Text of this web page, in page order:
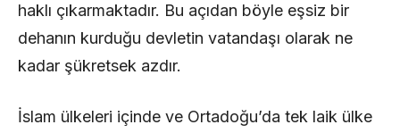
haklı çıkarmaktadır. Bu açıdan böyle eşsiz bir
dehanın kurduğu devletin vatandaşı olarak ne
kadar şükretsek azdır.
İslam ülkeleri içinde ve Ortadoğu’da tek laik ülke